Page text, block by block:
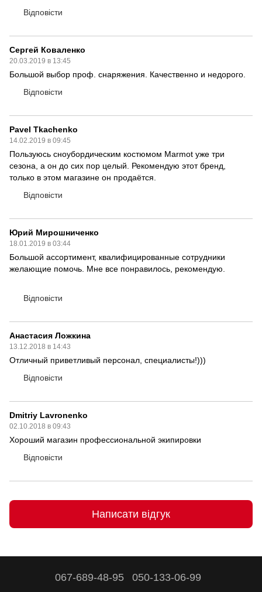
Відповісти
Сергей Коваленко
20.03.2019 в 13:45
Большой выбор проф. снаряжения. Качественно и недорого.
Відповісти
Pavel Tkachenko
14.02.2019 в 09:45
Пользуюсь сноубордическим костюмом Marmot уже три
сезона, а он до сих пор целый. Рекомендую этот бренд,
только в этом магазине он продаётся.
Відповісти
Юрий Мирошниченко
18.01.2019 в 03:44
Большой ассортимент, квалифицированные сотрудники
желающие помочь. Мне все понравилось, рекомендую.
Відповісти
Анастасия Ложкина
13.12.2018 в 14:43
Отличный приветливый персонал, специалисты!)))
Відповісти
Dmitriy Lavronenko
02.10.2018 в 09:43
Хороший магазин профессиональной экипировки
Відповісти
Написати відгук
067-689-48-95 050-133-06-99